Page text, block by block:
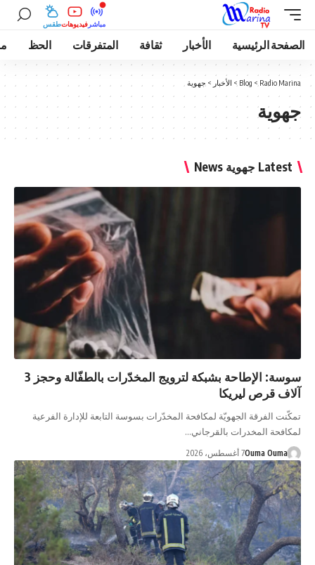
طقسفيديوهات مباشر
الصفحة الرئيسية الأخبار ثقافة المتفرقات الحظ
Radio Marina
>
Blog
> الأخبار > جهوية
جهوية
Latest جهوية News
سوسة: الإطاحة بشبكة لترويج المخدّرات بالطفّالة وحجز 3
آلاف قرص ليريكا
تمكّنت الفرقة الجهويّة لمكافحة المخدّرات بسوسة التابعة للإدارة الفرعية
لمكافحة المخدرات بالقرجاني…
Ouma Ouma7 أغسطس، 2026